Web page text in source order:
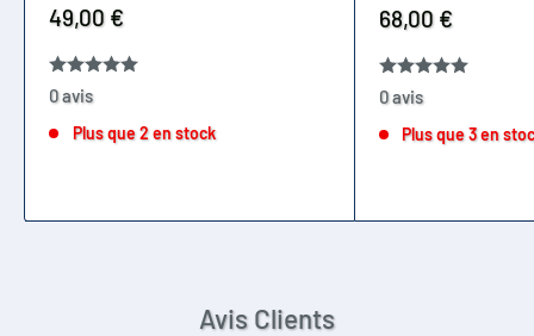
Prix
réduit
49,00 €
0 avis
Plus que 2 en stock
Prix
réduit
68,00 €
0 avis
Plus que 3 en
Avis Clients